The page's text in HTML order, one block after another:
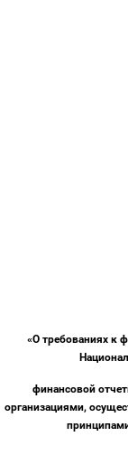
«О требованиях к
финансовой
организациями,